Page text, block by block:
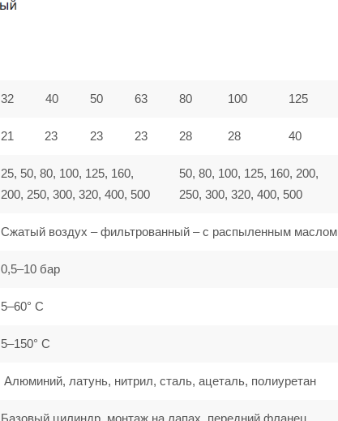
32 40 50 63 80 100 125
21 23 23 23 28 28 40
25, 50, 80, 100, 125, 160,
200, 250, 300, 320, 400, 500
50, 80, 100, 125, 160, 200,
250, 300, 320, 400, 500
Сжатый воздух – фильтрованный – с распыленным маслом
0,5–10 бар
5–60° C
5–150° C
Алюминий, латунь, нитрил, сталь, ацеталь, полиуретан